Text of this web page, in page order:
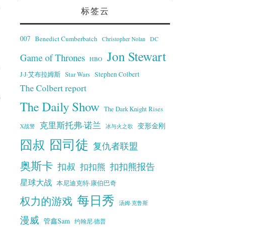
标签云
007 Benedict Cumberbatch Christopher Nolan DC
Game of Thrones HBO Jon Stewart
J·J·艾布拉姆斯 Star Wars Stephen Colbert
The Colbert report
The Daily Show The Dark Knight Rises
X战警 克里斯托弗·诺兰 冰与火之歌 变形金刚
囧叔 囧司徒 复仇者联盟
奥斯卡 扣叔 扣扣熊 扣扣熊报告
星球大战 本尼迪克特·康伯巴奇
权力的游戏 每日秀 汤姆·克鲁斯
漫威 管鑫Sam 约翰尼·德普